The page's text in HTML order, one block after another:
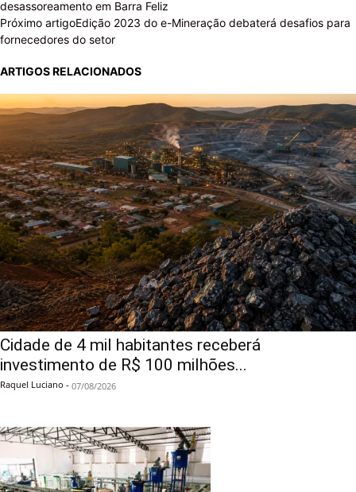
desassoreamento em Barra Feliz
Próximo artigoEdição 2023 do e-Mineração debaterá desafios para
fornecedores do setor
ARTIGOS RELACIONADOS
Cidade de 4 mil habitantes receberá
investimento de R$ 100 milhões...
Raquel Luciano - 07/08/2026